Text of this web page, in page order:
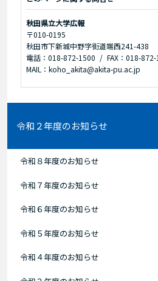
秋田県立大学広報
〒010-0195
秋田市下新城中野字街道端西241-438
電話：018-872-1500
FAX：018-
MAIL：koho_akita@akita-pu.ac.jp
令和２年度のお知らせ
令和８年度のお知らせ
令和７年度のお知らせ
令和６年度のお知らせ
令和５年度のお知らせ
令和４年度のお知らせ